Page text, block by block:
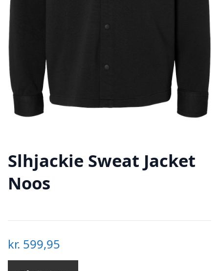
Slhjackie Sweat Jacket
Noos
kr. 599,95